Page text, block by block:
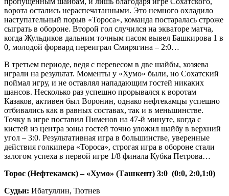
ворота остались нераспечатанными. Это немного охладило
наступательный порыв «Тороса», команда постаралась строже
сыграть в обороне. Второй гол случился на экваторе матча,
когда Жульдиков дальним точным пасом вывел Башкирова 1 в
0, молодой форвард переиграл Смирягина – 2:0…
В третьем периоде, ведя с перевесом в две шайбы, хозяева
играли на результат. Моменты у «Хумо» были, но Сохатский
поймал игру, и не оставлял нападающим гостей никаких
шансов. Несколько раз успешно прорывался к воротам
Казаков, активен был Воронин, однако нефтекамцы успешно
отбивались как в равных составах, так и в меньшинстве.
Точку в игре поставил Пименов на 47-й минуте, когда с
кистей из центра зоны гостей точно уложил шайбу в верхний
угол – 3:0. Результативная игра в большинстве, уверенные
действия голкипера «Тороса», строгая игра в обороне стали
залогом успеха в первой игре 1/8 финала Кубка Петрова…
Торос (Нефтекамск) – «Хумо» (Ташкент) 3:0 (0:0, 2:0,1:0)
Судьи: Ибатуллин, Тютнев